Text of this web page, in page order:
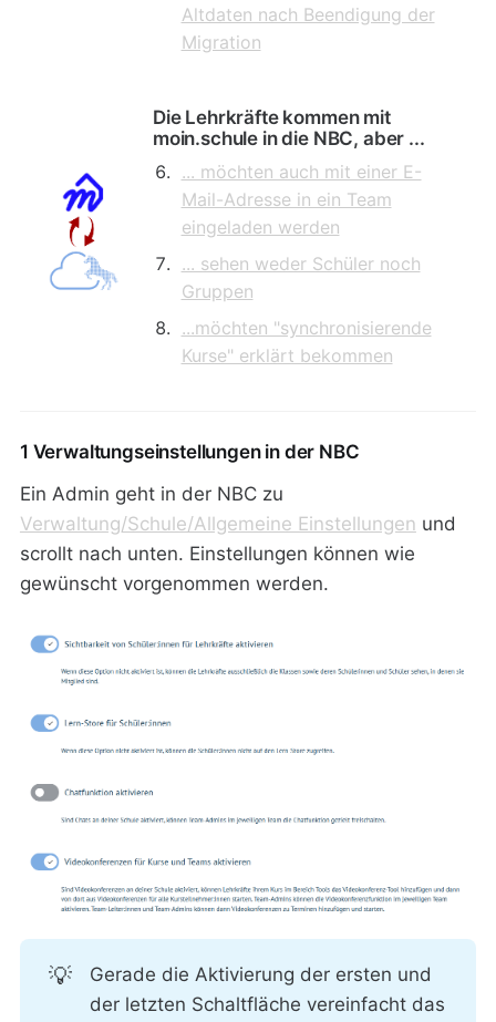
Altdaten nach Beendigung der
Migration
Die Lehrkräfte kommen mit
moin.schule in die NBC, aber ...
... möchten auch mit einer E-
Mail-Adresse in ein Team
eingeladen werden
... sehen weder Schüler noch
Gruppen
...möchten "synchronisierende
Kurse" erklärt bekommen
1 Verwaltungseinstellungen in der NBC
Ein Admin geht in der NBC zu
Verwaltung/Schule/Allgemeine Einstellungen und
scrollt nach unten. Einstellungen können wie
gewünscht vorgenommen werden.
💡
Gerade die Aktivierung der ersten und
der letzten Schaltfläche vereinfacht das